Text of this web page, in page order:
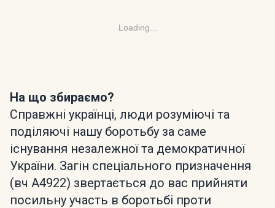
Loading...
На що збираємо?
Справжні українці, люди розуміючі та
поділяючі нашу боротьбу за саме
існування незалежної та демократичної
України. Загін спеціального призначення
(вч А4922) звертається до вас прийняти
посильну участь в боротьбі проти